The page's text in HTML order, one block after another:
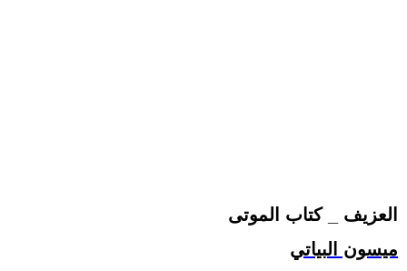
العزيف _ كتاب الموتى
ميسون البياتي